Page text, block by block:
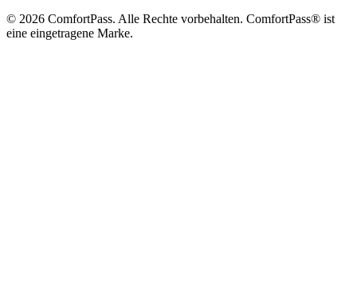
© 2026 ComfortPass. Alle Rechte vorbehalten. ComfortPass® ist
eine eingetragene Marke.